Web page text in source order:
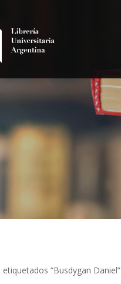
“Busdygan Daniel”